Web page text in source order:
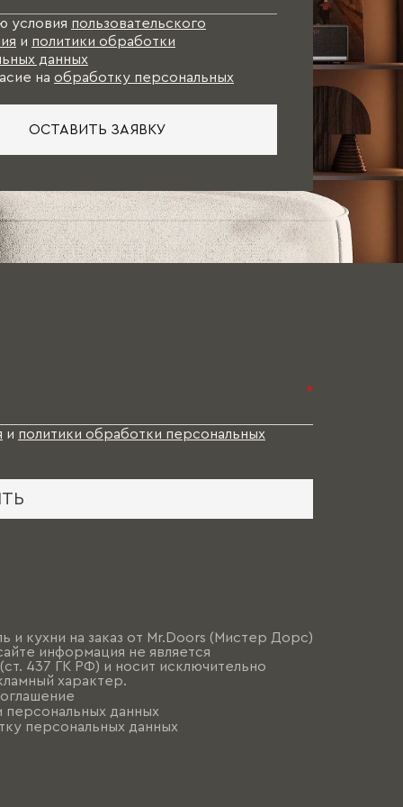
условия пользовательского
и политики обработки
данных
на обработку персональных
ОСТАВИТЬ ЗАЯВКУ
*
и политики обработки персональных
и кухни на заказ от Mr.Doors (Мистер Дорс)
информация не является
437 ГК РФ) и носит исключительно
характер.
персональных данных
персональных данных